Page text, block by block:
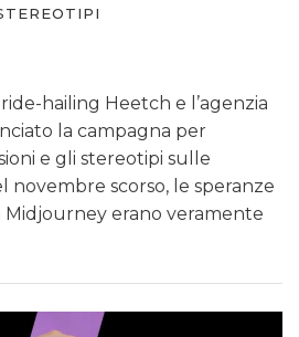
hailing Heetch e l’agenzia
la campagna per
e gli stereotipi sulle
novembre scorso, le speranze
Midjourney erano veramente